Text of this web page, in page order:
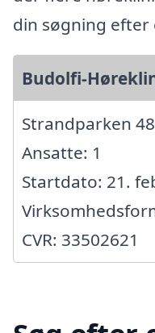
din søgning
Budolfi-
Strandparken
Ansatte: 1
Startdato: 21.
CVR: 33502621